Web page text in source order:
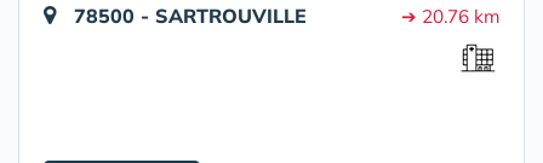
78500 - SARTROUVILLE ➔ 20.76 km